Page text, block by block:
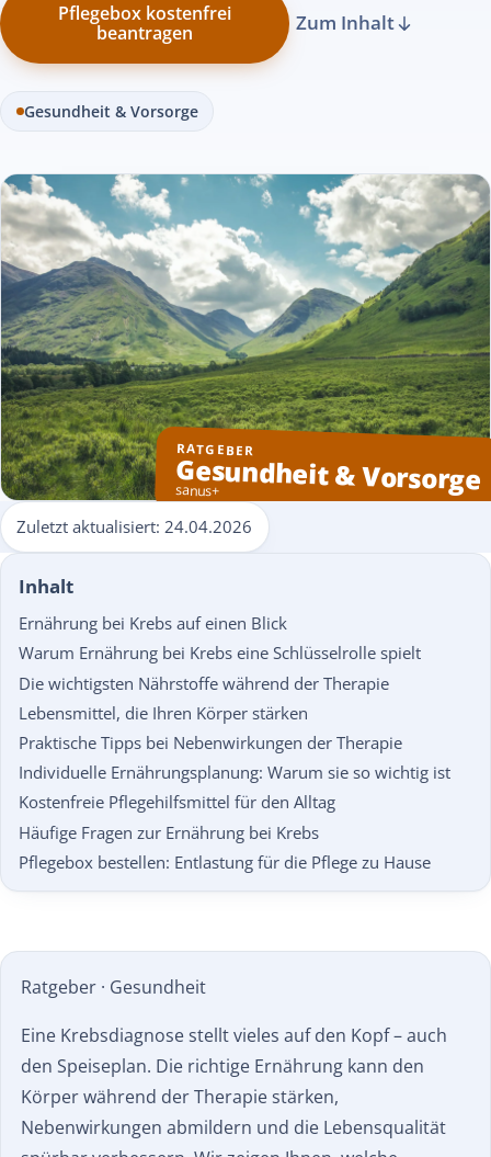
Pflegebox kostenfrei
beantragen
Zum Inhalt
Gesundheit & Vorsorge
RATGEBER
Gesundheit & Vorsorge
sanus+
Zuletzt aktualisiert:24.04.2026
Inhalt
Ernährung bei Krebs auf einen Blick
Warum Ernährung bei Krebs eine Schlüsselrolle spielt
Die wichtigsten Nährstoffe während der Therapie
Lebensmittel, die Ihren Körper stärken
Praktische Tipps bei Nebenwirkungen der Therapie
Individuelle Ernährungs­planung: Warum sie so wichtig ist
Kostenfreie Pflegehilfsmittel für den Alltag
Häufige Fragen zur Ernährung bei Krebs
Pflegebox bestellen: Entlastung für die Pflege zu Hause
Ratgeber · Gesundheit
Eine Krebsdiagnose stellt vieles auf den Kopf – auch
den Speiseplan. Die richtige Ernährung kann den
Körper während der Therapie stärken,
Nebenwirkungen abmildern und die Lebensqualität